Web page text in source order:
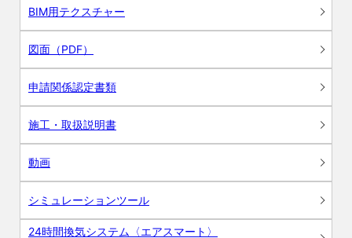
BIM用テクスチャー
図面（PDF）
申請関係認定書類
施工・取扱説明書
動画
シミュレーションツール
24時間換気システム〈エアスマート〉